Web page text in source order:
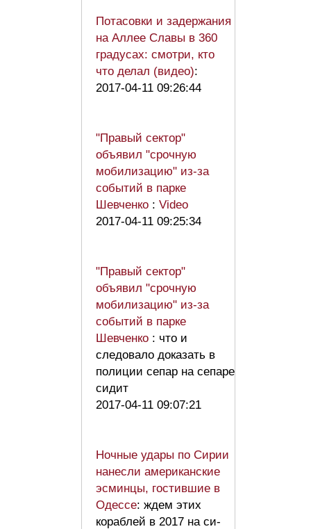
Потасовки и задержания
на Аллее Славы в 360
градусах: смотри, кто
что делал (видео):
2017-04-11 09:26:44
"Правый сектор"
объявил "срочную
мобилизацию" из-за
событий в парке
Шевченко : Video
2017-04-11 09:25:34
"Правый сектор"
объявил "срочную
мобилизацию" из-за
событий в парке
Шевченко : что и
следовало доказать в
полиции сепар на сепаре
сидит
2017-04-11 09:07:21
Ночные удары по Сирии
нанесли американские
эсминцы, гостившие в
Одессе: ждем этих
кораблей в 2017 на си-